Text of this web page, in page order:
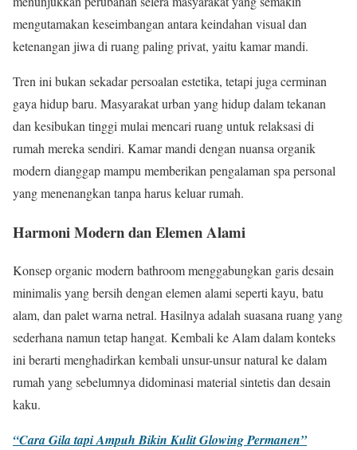
mengutamakan keseimbangan antara keindahan visual dan
ketenangan jiwa di ruang paling privat, yaitu kamar mandi.
Tren ini bukan sekadar persoalan estetika, tetapi juga cerminan
gaya hidup baru. Masyarakat urban yang hidup dalam tekanan
dan kesibukan tinggi mulai mencari ruang untuk relaksasi di
rumah mereka sendiri. Kamar mandi dengan nuansa organik
modern dianggap mampu memberikan pengalaman spa personal
yang menenangkan tanpa harus keluar rumah.
Harmoni Modern dan Elemen Alami
Konsep organic modern bathroom menggabungkan garis desain
minimalis yang bersih dengan elemen alami seperti kayu, batu
alam, dan palet warna netral. Hasilnya adalah suasana ruang yang
sederhana namun tetap hangat. Kembali ke Alam dalam konteks
ini berarti menghadirkan kembali unsur-unsur natural ke dalam
rumah yang sebelumnya didominasi material sintetis dan desain
kaku.
“Cara Gila tapi Ampuh Bikin Kulit Glowing Permanen”